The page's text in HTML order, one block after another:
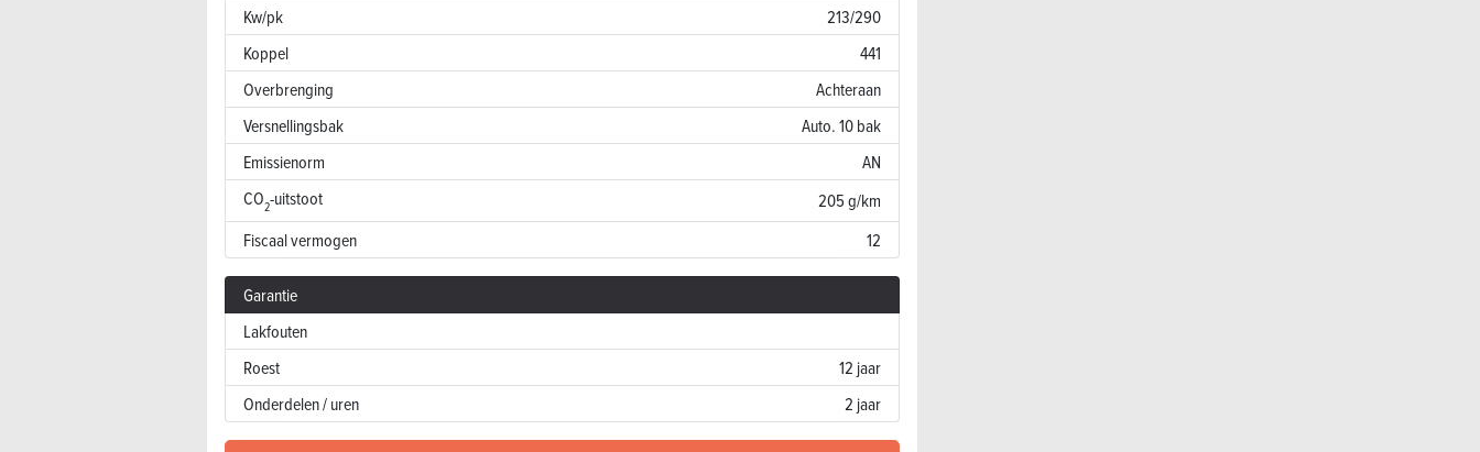
Kw/pk
213/290
Koppel
441
Overbrenging
Achteraan
Versnellingsbak
Auto. 10 bak
Emissienorm
AN
CO2-uitstoot
205 g/km
Fiscaal vermogen
12
Garantie
Lakfouten
Roest
12 jaar
Onderdelen / uren
2 jaar